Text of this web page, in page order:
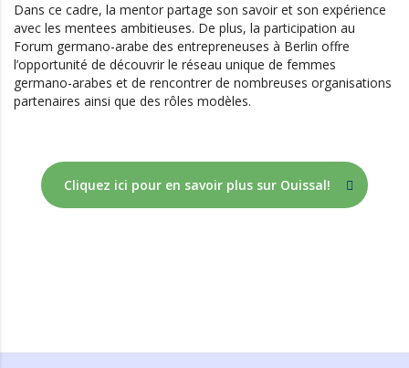
Dans ce cadre, la mentor partage son savoir et son expérience
avec les mentees ambitieuses. De plus, la participation au
Forum germano-arabe des entrepreneuses à Berlin offre
l’opportunité de découvrir le réseau unique de femmes
germano-arabes et de rencontrer de nombreuses organisations
partenaires ainsi que des rôles modèles.
Cliquez ici pour en savoir plus sur Ouissal!